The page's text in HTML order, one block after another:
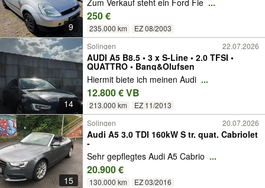
9
Zum Verkauf steht ein Ford Fie ...
250 €
235.000 km EZ 08/2003
14
Solingen 22.07.2026
AUDI A5 B8.5 • 3 x S-Line • 2.0 TFSI •
QUATTRO • Bang&Olufsen
Hiermit biete ich meinen Audi ...
12.800 € VB
213.000 km EZ 11/2013
15
Solingen 20.07.2026
Audi A5 3.0 TDI 160kW S tr. quat. Cabriolet
-
Sehr gepflegtes Audi A5 Cabrio ...
20.900 €
130.000 km EZ 03/2016